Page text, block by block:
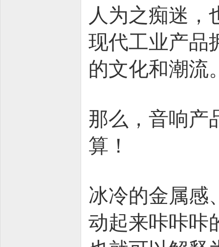
人为之痴迷，
现代工业产品
的文化和潮流
那么，音响产
算！
冰冷的金属感
动起来咔咔咔